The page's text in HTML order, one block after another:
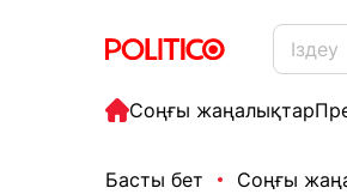
Соңғы жаңалықтар
Басты бет Соңғы